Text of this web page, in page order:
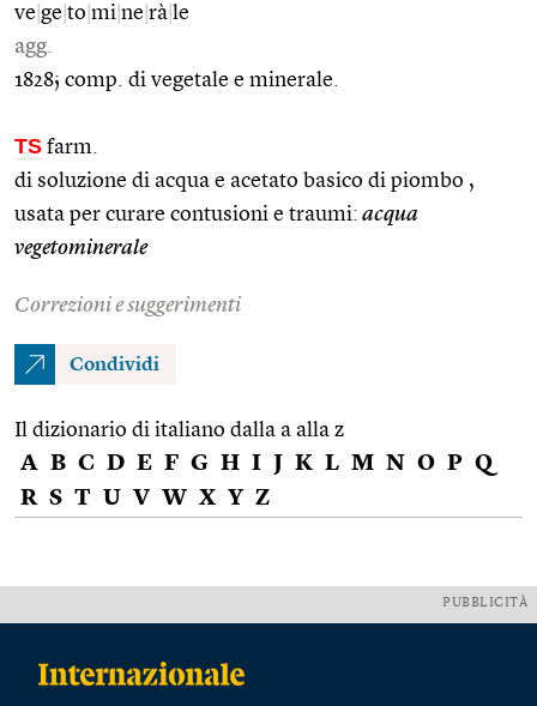
ve ge to mi ne rà le
agg.
1828; comp. di vegetale e minerale.
TS farm.
di soluzione di acqua e acetato basico di piombo ,
usata per curare contusioni e traumi: acqua
vegetominerale
Correzioni e suggerimenti
Condividi
Il dizionario di italiano dalla a alla z
A B C D E F G H I J K L M N O P Q
R S T U V W X Y Z
PUBBLICITÀ